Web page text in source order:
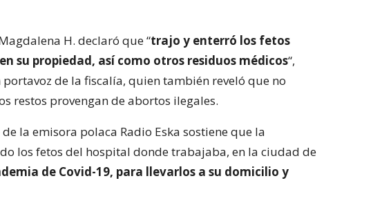
H. declaró que “trajo y enterró los fetos
su propiedad, así como otros residuos médicos“,
de la fiscalía, quien también reveló que no
restos provengan de abortos ilegales.
la emisora polaca Radio Eska sostiene que la
los fetos del hospital donde trabajaba, en la ciudad de
de Covid-19, para llevarlos a su domicilio y